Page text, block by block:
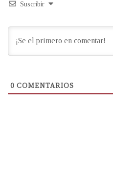
Suscribir
0 COMENTARIOS